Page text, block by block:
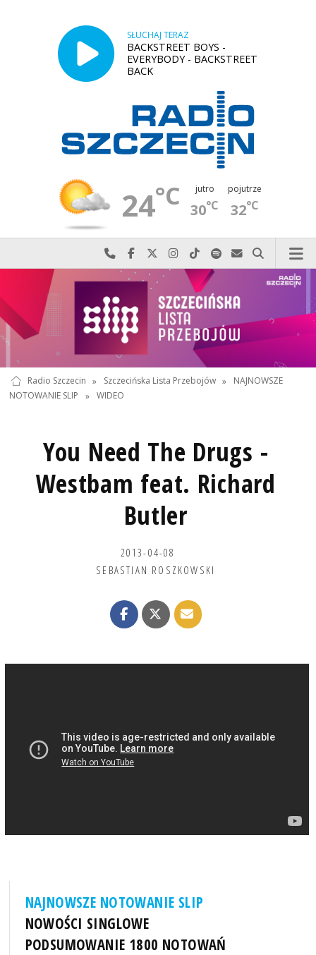
SŁUCHAJ TERAZ
BACKSTREET BOYS -
EVERYBODY - BACKSTREET
BACK
24°C jutro
30°C
pojutrze
32°C
Najlepiej po prostu do nas zadzwoń
Odwiedź nas na Facebook-u
Odwiedź nas na X
Odwiedź nas na Instagram-ie
Odwiedź nas na TikTok-u
Szukaj nas na Spotify
Wyślij do nas
Szukaj
Radio Szczecin » Szczecińska Lista Przebojów »
NAJNOWSZE
NOTOWANIE SLIP
» WIDEO
You Need The Drugs -
Westbam feat. Richard
Butler
2013-04-08
SEBASTIAN ROSZKOWSKI
NAJNOWSZE NOTOWANIE SLIP
NOWOŚCI SINGLOWE
PODSUMOWANIE 1800 NOTOWAŃ